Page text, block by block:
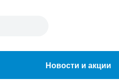
Новости и акции